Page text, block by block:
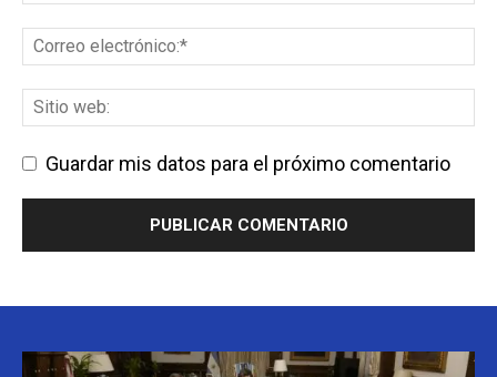
Guardar mis datos para el próximo comentario